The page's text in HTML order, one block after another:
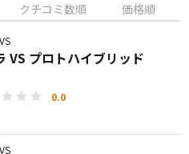
クチコミ数順 価格順
VS プロトハイブリッド
0.0